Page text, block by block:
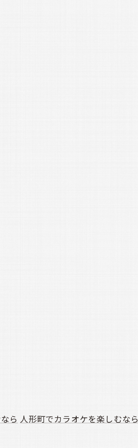
ら 人形町でカラオケを楽しむなら